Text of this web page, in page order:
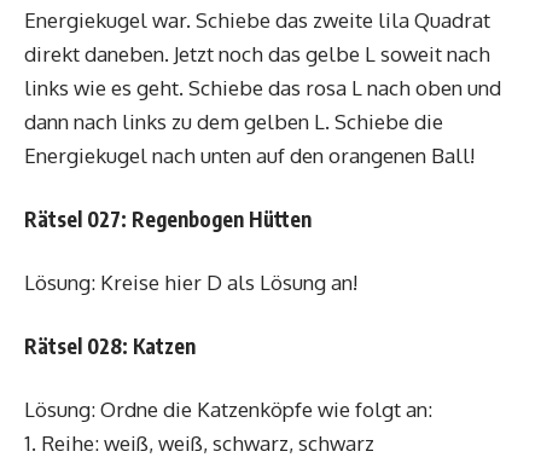
Energiekugel war. Schiebe das zweite lila Quadrat
direkt daneben. Jetzt noch das gelbe L soweit nach
links wie es geht. Schiebe das rosa L nach oben und
dann nach links zu dem gelben L. Schiebe die
Energiekugel nach unten auf den orangenen Ball!
Rätsel 027: Regenbogen Hütten
Lösung: Kreise hier D als Lösung an!
Rätsel 028: Katzen
Lösung: Ordne die Katzenköpfe wie folgt an:
1. Reihe: weiß, weiß, schwarz, schwarz